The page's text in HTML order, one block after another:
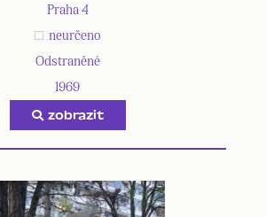
Praha 4
neurčeno
Odstraněné
1969
zobrazit